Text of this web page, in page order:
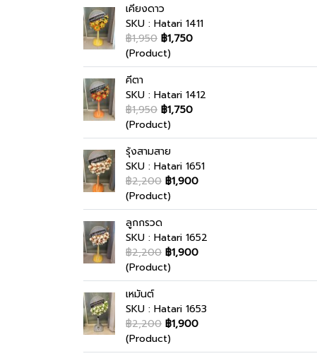
เคียงดาว
SKU : Hatari 1411
฿1,950 ฿1,750
(Product)
คีตา
SKU : Hatari 1412
฿1,950 ฿1,750
(Product)
รุ้งสามสาย
SKU : Hatari 1651
฿2,200 ฿1,900
(Product)
ลูกกรวด
SKU : Hatari 1652
฿2,200 ฿1,900
(Product)
เหมันต์
SKU : Hatari 1653
฿2,200 ฿1,900
(Product)